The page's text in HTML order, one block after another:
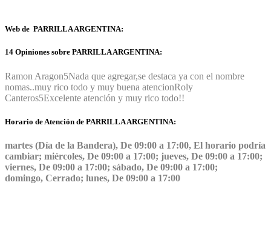
Web de PARRILLA ARGENTINA:
14 Opiniones sobre PARRILLA ARGENTINA:
Ramon Aragon5Nada que agregar,se destaca ya con el nombre
nomas..muy rico todo y muy buena atencionRoly
Canteros5Excelente atención y muy rico todo!!
Horario de Atención de PARRILLA ARGENTINA:
martes (Día de la Bandera), De 09:00 a 17:00, El horario podría
cambiar; miércoles, De 09:00 a 17:00; jueves, De 09:00 a 17:00;
viernes, De 09:00 a 17:00; sábado, De 09:00 a 17:00;
domingo, Cerrado; lunes, De 09:00 a 17:00